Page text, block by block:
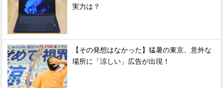
実力は？
【その発想はなかった】猛暑の東京、意外な
場所に「涼しい」広告が出現！